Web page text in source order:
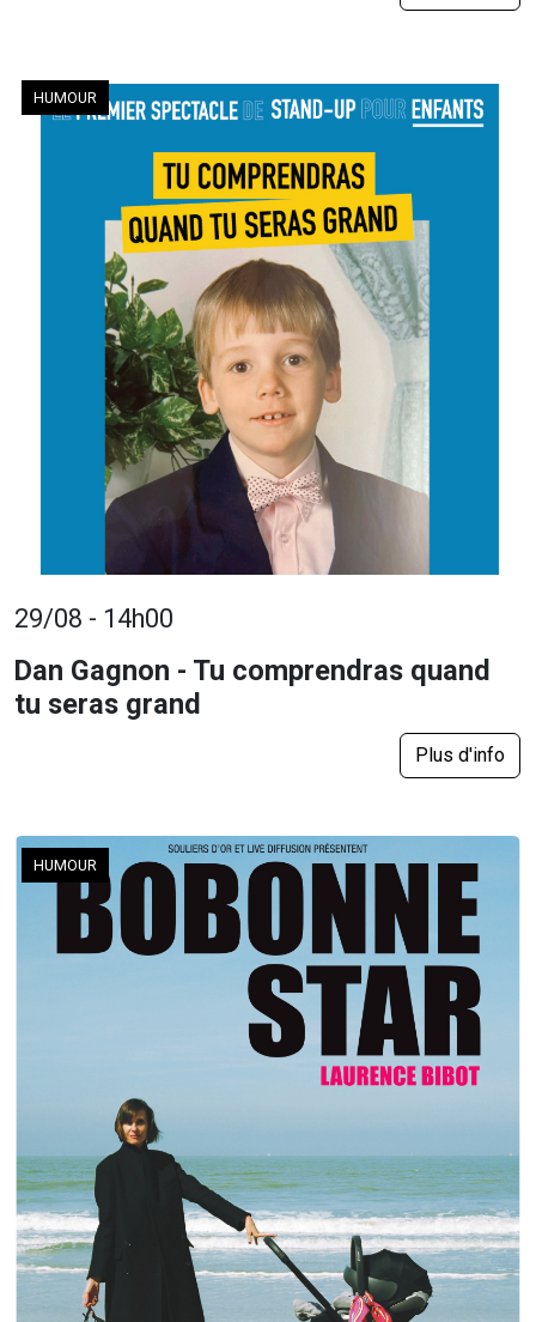
HUMOUR
29/08 - 14h00
Dan Gagnon - Tu comprendras quand
tu seras grand
Plus d'info
HUMOUR